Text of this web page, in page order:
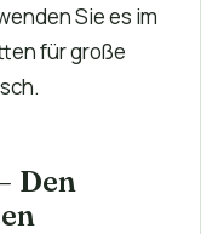
Sie es im
für große
Den